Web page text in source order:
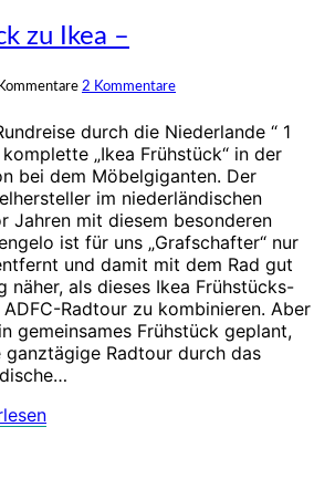
zu Ikea –
Kommentare 2 Kommentare
durch die Niederlande “ 1
„Ikea Frühstück“ in der
bei dem Möbelgiganten. Der
im niederländischen
Jahren mit diesem besonderen
ist für uns „Grafschafter“ nur
und damit mit dem Rad gut
näher, als dieses Ikea Frühstücks-
Radtour zu kombinieren. Aber
gemeinsames Frühstück geplant,
ganztägige Radtour durch das